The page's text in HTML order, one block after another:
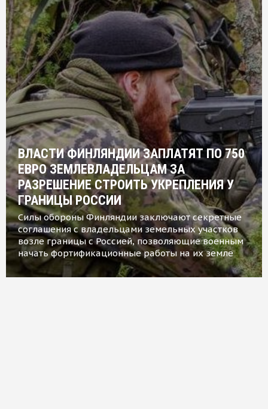
ВЛАСТИ ФИНЛЯНДИИ ЗАПЛАТЯТ ПО 750
ЕВРО ЗЕМЛЕВЛАДЕЛЬЦАМ ЗА
РАЗРЕШЕНИЕ СТРОИТЬ УКРЕПЛЕНИЯ У
ГРАНИЦЫ РОССИИ
Силы обороны Финляндии заключают секретные
соглашения с владельцами земельных участков
возле границы с Россией, позволяющие военным
начать фортификационные работы на их земле